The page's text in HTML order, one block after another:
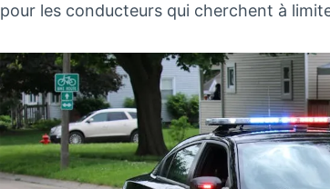
pour les conducteurs qui cherchent à